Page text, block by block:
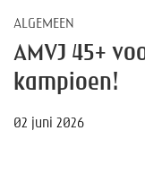
ALGEMEEN
AMVJ 45+
kampioen!
02 juni 2026